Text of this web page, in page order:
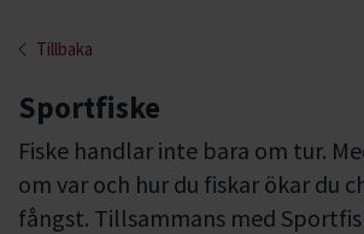
Tillbaka
Sportfiske
Fiske handlar inte bara om tur.
om var och hur du fiskar ökar du
fångst. Tillsammans med